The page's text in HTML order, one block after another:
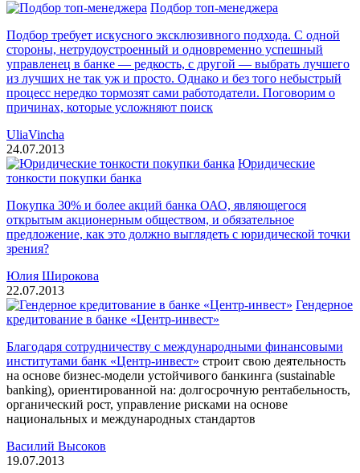
Подбор топ-менеджера
Подбор требует искусного эксклюзивного подхода. С одной
стороны, нетрудоустроенный и одновременно успешный
управленец в банке — редкость, с другой — выбрать лучшего
из лучших не так уж и просто. Однако и без того небыстрый
процесс нередко тормозят сами работодатели. Поговорим о
причинах, которые усложняют поиск
UliaVincha
24.07.2013
Юридические
тонкости покупки банка
Покупка 30% и более акций банка ОАО, являющегося
открытым акционерным обществом, и обязательное
предложение, как это должно выглядеть с юридической точки
зрения?
Юлия Широкова
22.07.2013
Гендерное
кредитование в банке «Центр-инвест»
Благодаря сотрудничеству с международными финансовыми
институтами банк «Центр-инвест» строит свою деятельность
на основе бизнес-модели устойчивого банкинга (sustainable
banking), ориентированной на: долгосрочную рентабельность,
органический рост, управление рисками на основе
национальных и международных стандартов
Василий Высоков
19.07.2013